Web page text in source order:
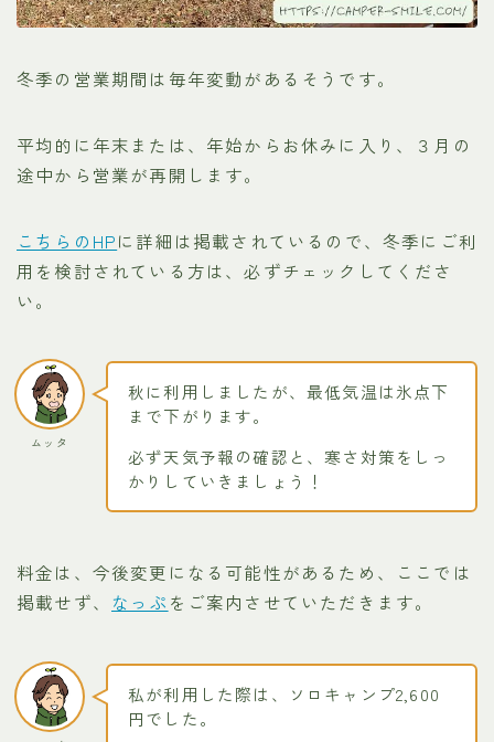
冬季の営業期間は毎年変動があるそうです。
平均的に年末または、年始からお休みに入り、３月の
途中から営業が再開します。
こちらのHPに詳細は掲載されているので、冬季にご利
用を検討されている方は、必ずチェックしてくださ
い。
ムッタ
秋に利用しましたが、最低気温は氷点下
まで下がります。
必ず天気予報の確認と、寒さ対策をしっ
かりしていきましょう！
料金は、今後変更になる可能性があるため、ここでは
掲載せず、 なっぷ をご案内させていただきます。
私が利用した際は、ソロキャンプ2,600
円でした。